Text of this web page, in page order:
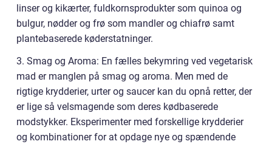
linser og kikærter, fuldkornsprodukter som quinoa og
bulgur, nødder og frø som mandler og chiafrø samt
plantebaserede køderstatninger.
3. Smag og Aroma: En fælles bekymring ved vegetarisk
mad er manglen på smag og aroma. Men med de
rigtige krydderier, urter og saucer kan du opnå retter, der
er lige så velsmagende som deres kødbaserede
modstykker. Eksperimenter med forskellige krydderier
og kombinationer for at opdage nye og spændende